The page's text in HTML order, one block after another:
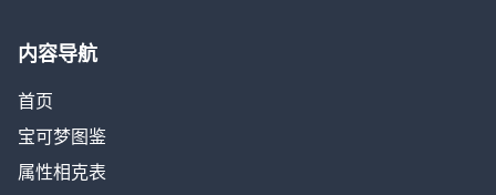
内容导航
首页
宝可梦图鉴
属性相克表